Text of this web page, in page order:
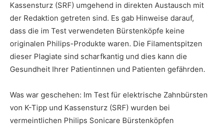
Kassen­sturz (SRF) umgehend in direkten Austausch mit
der Redaktion getreten sind. Es gab Hinwei­se darauf,
dass die im Test verwendeten Bürstenköpfe keine
originalen Philips-Pro­dukte waren. Die Filamentspitzen
dieser Plagiate sind scharfkantig und dies kann die
Gesundheit Ihrer Patientinnen und Patienten gefährden.
Was war geschehen: Im Test für elektrische Zahnbürsten
von K-Tipp und Kassensturz (SRF) wurden bei
vermeintlichen Philips Sonicare Bürstenköpfen